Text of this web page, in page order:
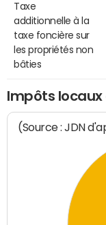
Taxe
additionnelle à la
taxe foncière sur
les propriétés non
bâties
Impôts
(Source : JDN